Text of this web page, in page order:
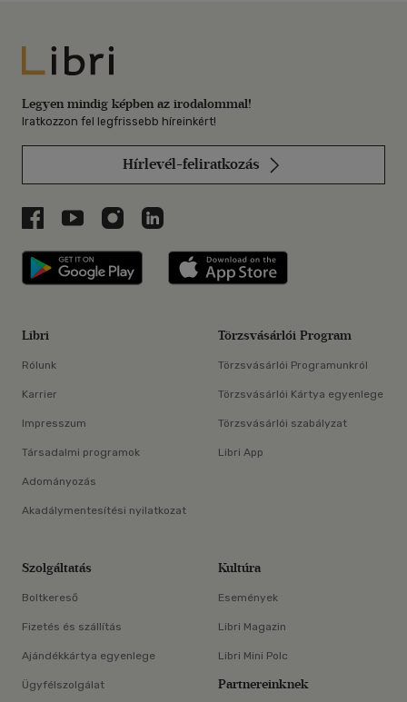
Libri
Legyen mindig képben az irodalommal!
Iratkozzon fel legfrissebb híreinkért!
Hírlevél-feliratkozás
Libri a Facebookon
Libri a Youtube-on
Libri az Instagramon
Libri a LinkedInen
Libri applikáció Szerezd meg: Google
Libri
Rólunk
Karrier
Impresszum
Társadalmi programok
Adományozás
Akadálymentesítési nyilatkozat
Törzsvásárlói Program
Törzsvásárlói Programunkról
Törzsvásárlói Kártya egyenlege
Törzsvásárlói szabályzat
Libri App
Szolgáltatás
Boltkereső
Fizetés és szállítás
Ajándékkártya egyenlege
Ügyfélszolgálat
Kultúra
Események
Libri Magazin
Libri Mini Polc
Partnereinknek